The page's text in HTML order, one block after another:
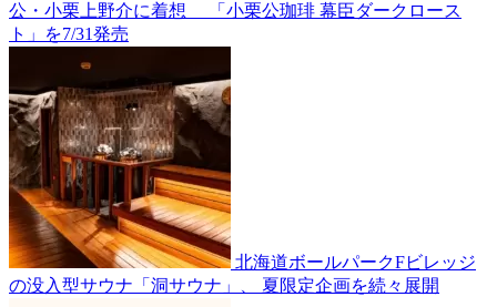
公・小栗上野介に着想 「小栗公珈琲 幕臣ダークロース
ト」を7/31発売
北海道ボールパークFビレッジ
の没入型サウナ「洞サウナ」、 夏限定企画を続々展開